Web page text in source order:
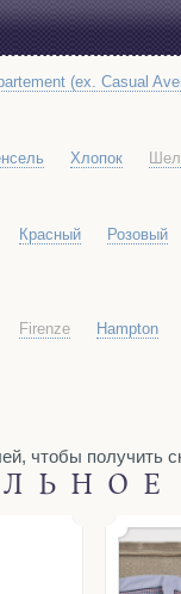
(ex. Casual
Хлопок
Красный Розовый
Firenze Hampton
чтобы получить